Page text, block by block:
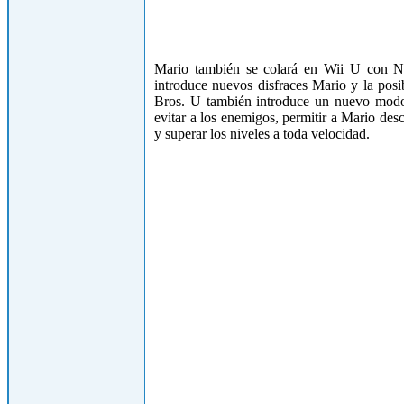
Mario también se colará en Wii U con
introduce nuevos disfraces Mario y la
Bros. U también introduce un nuevo
evitar a los enemigos, permitir a Mario
y superar los niveles a toda velocidad.